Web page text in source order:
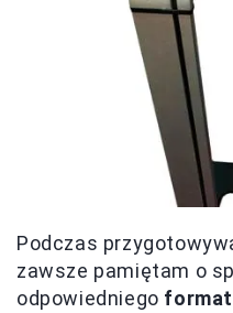
Podczas
zawsze pamiętam o
odpowiedniego